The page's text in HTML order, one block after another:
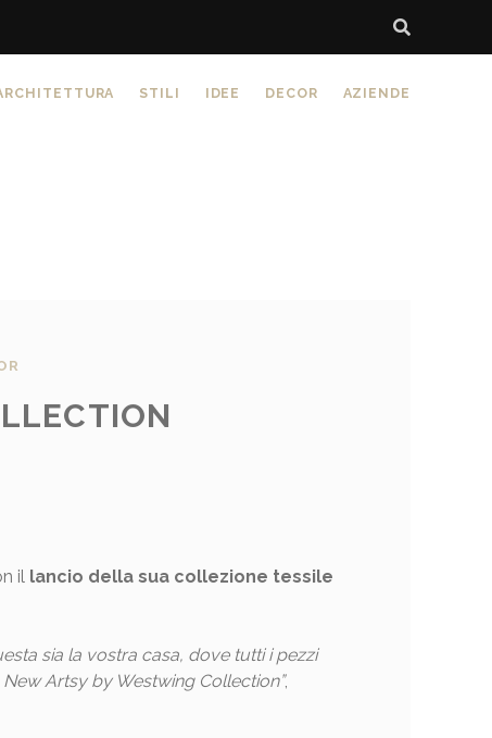
STILI IDEE DECOR AZIENDE
il lancio della sua collezione tessile
sia la vostra casa, dove tutti i pezzi
Artsy by Westwing Collection”,